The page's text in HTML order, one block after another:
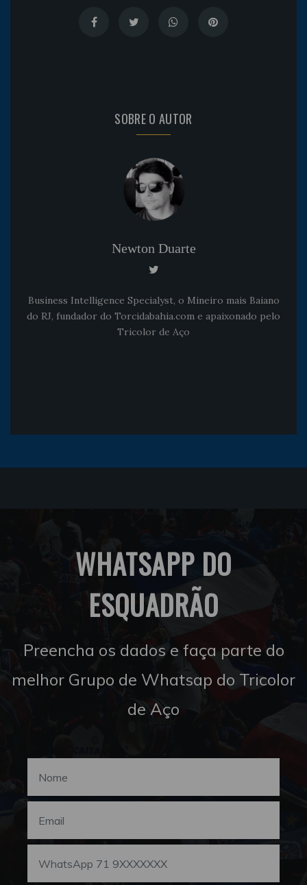
SOBRE O AUTOR
Newton Duarte
Business Intelligence Specialyst, o Mineiro mais Baiano
do RJ, fundador do Torcidabahia.com e apaixonado pelo
Tricolor de Aço
WHATSAPP DO
ESQUADRÃO
Preencha os dados e faça parte do
melhor Grupo de Whatsap do Tricolor
de Aço